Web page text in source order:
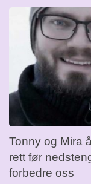
Tonny og Mira
rett før
forbedre oss